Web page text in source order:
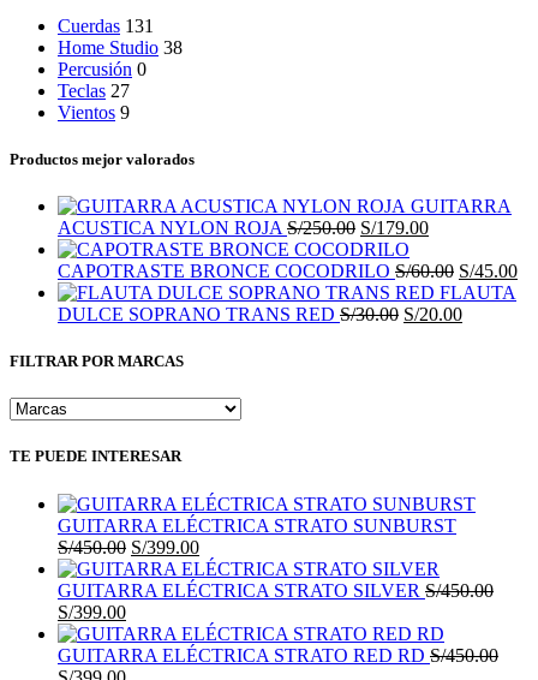
Cuerdas 131
Home Studio 38
Percusión 0
Teclas 27
Vientos 9
Productos mejor valorados
GUITARRA
ACUSTICA NYLON ROJA S/250.00 El
precio
original
era:
S/250.00.
S/179.00El
actual
es:
S/179.00.
CAPOTRASTE BRONCE COCODRILO S/60.00 El
precio
original
S/45.00El
FLAUTA
DULCE SOPRANO TRANS RED S/30.00 El
S/20.00El
FILTRAR POR MARCAS
TE PUEDE INTERESAR
GUITARRA ELÉCTRICA STRATO SUNBURST
S/450.00 El
precio
original
S/450.00.
S/399.00El
precio
actual
S/399.00.
GUITARRA ELÉCTRICA STRATO SILVER S/450.00
El
precio
original
era:
S/399.00El
precio
actual
es:
GUITARRA ELÉCTRICA STRATO RED RD S/450.00
El
El